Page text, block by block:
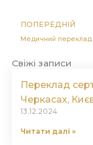
Попер
ПОПЕРЕДНІЙ
Свіжі записи
Переклад
Черкасах,
13.12.2024
Читати далі »